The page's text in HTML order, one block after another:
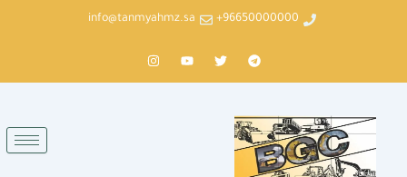
96650000000+
info@tanmyahmz.sa
T
e
r
a
m
T
w
Y
o
I
n